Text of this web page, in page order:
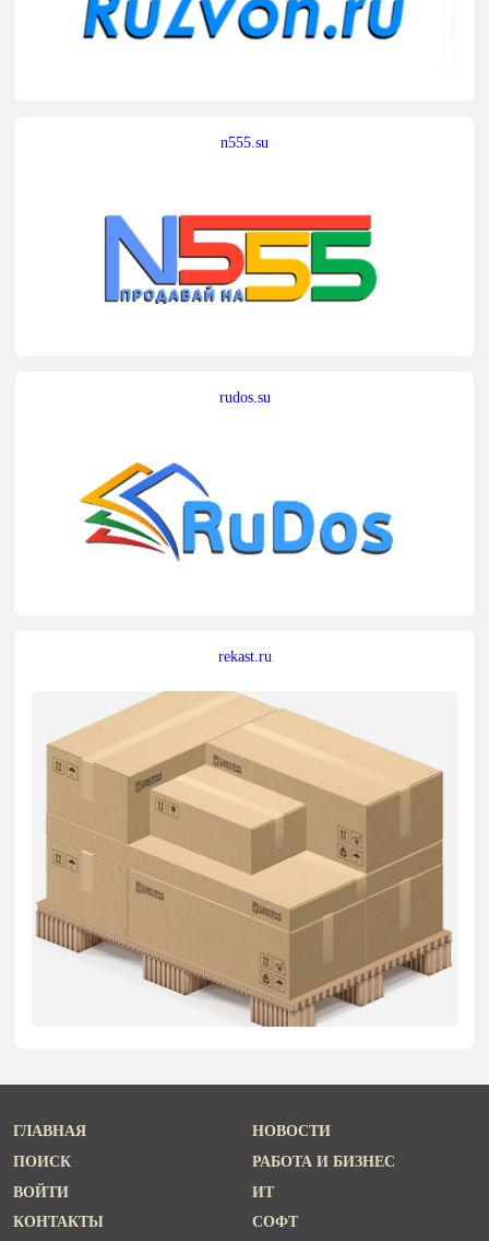
n555.su
rudos.su
rekast.ru
ГЛАВНАЯ
ПОИСК
ВОЙТИ
КОНТАКТЫ
НОВОСТИ
РАБОТА И БИЗНЕС
ИТ
СОФТ